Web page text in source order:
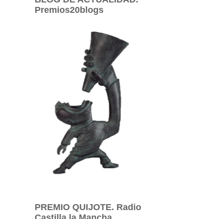
Premios20blogs
PREMIO QUIJOTE. Radio